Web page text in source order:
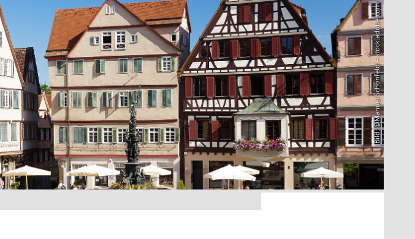
Bild: @Manuel Schönfeld – stock.adobe.com